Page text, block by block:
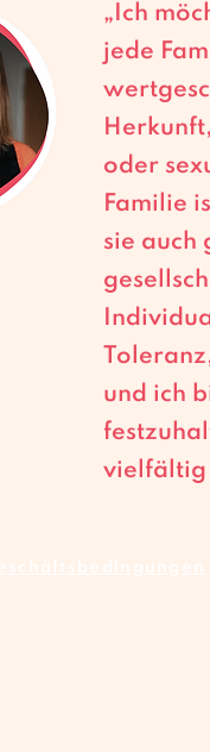
„Ich
jede
oder
Familie
sie auch
und ich
vielfältig